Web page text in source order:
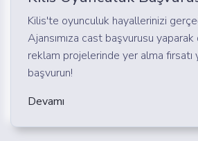
Kilis'te oyunculuk hayallerinizi
Ajansımıza cast başvurusu
reklam projelerinde yer alma fırsatı
başvurun!
Devamı